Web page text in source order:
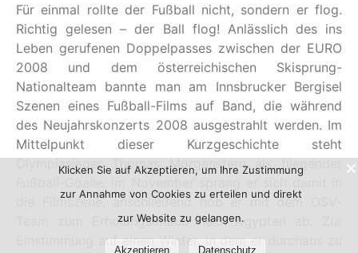
Für einmal rollte der Fußball nicht, sondern er flog.
Richtig gelesen – der Ball flog! Anlässlich des ins
Leben gerufenen Doppelpasses zwischen der EURO
2008 und dem österreichischen Skisprung-
Nationalteam bannte man am Innsbrucker Bergisel
Szenen eines Fußball-Films auf Band, die während
des Neujahrskonzerts 2008 ausgestrahlt werden. Im
Mittelpunkt dieser Kurzgeschichte steht
Olympiasieger Thomas Morgenstern als fliegender
die Filmszene, anschließend hob er mit dem ÖSV-
Team zum Erholungsurlaub nach Ägypten ab. Zur
Einstimmung auf einen Winter, in dem er durchaus zu
Klicken Sie auf Akzeptieren, um Ihre Zustimmung
zur Annahme von Cookies zu erteilen und direkt
zur Website zu gelangen.
Akzeptieren Datenschutz